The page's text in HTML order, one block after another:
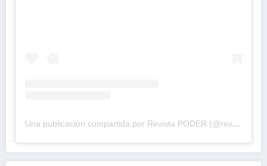
Una publicación compartida por Revista PODER (@revistapodercol)